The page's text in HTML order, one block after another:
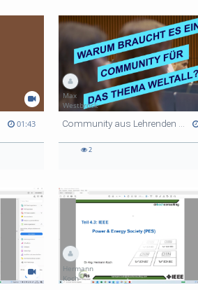
01:43
Max
Westbrock
Community aus Lehrenden und Studis zum Thema Space
2
Hermann
Koch